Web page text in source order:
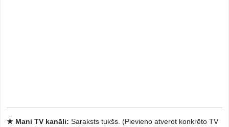
★ Mani TV kanāli: Saraksts tukšs. (Pievieno atverot konkrēto TV